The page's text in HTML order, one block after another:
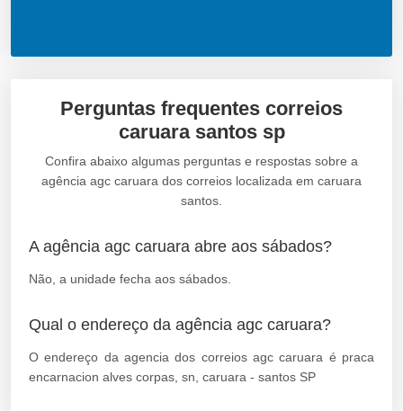
Perguntas frequentes correios
caruara santos sp
Confira abaixo algumas perguntas e respostas sobre a
agência agc caruara dos correios localizada em caruara
santos.
A agência agc caruara abre aos sábados?
Não, a unidade fecha aos sábados.
Qual o endereço da agência agc caruara?
O endereço da agencia dos correios agc caruara é praca
encarnacion alves corpas, sn, caruara - santos SP